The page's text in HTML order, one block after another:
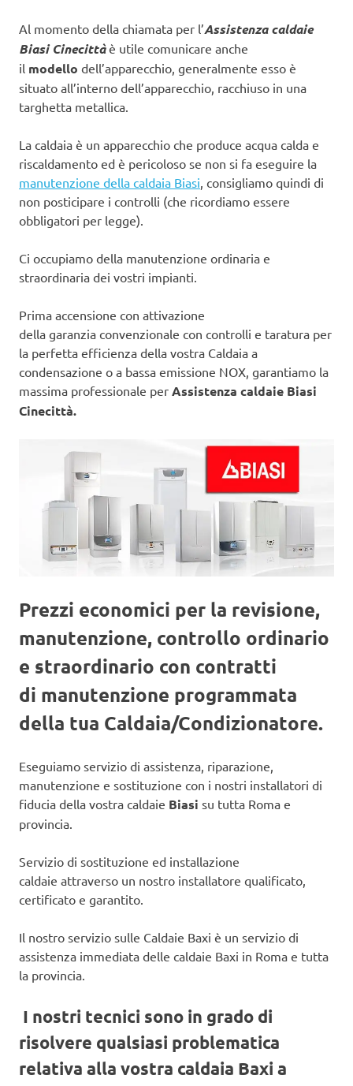
Al momento della chiamata per l’Assistenza caldaie
Biasi Cinecittàè utile comunicare anche
il modello dell’apparecchio, generalmente esso è
situato all’interno dell’apparecchio, racchiuso in una
targhetta metallica.
La caldaia è un apparecchio che produce acqua calda e
riscaldamento ed è pericoloso se non si fa eseguire la
manutenzione della caldaia Biasi , consigliamo quindi di
non posticipare i controlli (che ricordiamo essere
obbligatori per legge).
Ci occupiamo della manutenzione ordinaria e
straordinaria dei vostri impianti.
Prima accensione con attivazione
della garanzia convenzionale con controlli e taratura per
la perfetta efficienza della vostra Caldaia a
condensazione o a bassa emissione NOX, garantiamo la
massima professionale per Assistenza caldaie Biasi
Cinecittà.
Prezzi economici per la revisione,
manutenzione, controllo ordinario
e straordinario con contratti
di manutenzione programmata
della tua Caldaia/Condizionatore.
Eseguiamo servizio di assistenza, riparazione,
manutenzione e sostituzione con i nostri installatori di
fiducia della vostra caldaie Biasi su tutta Roma e
provincia.
Servizio di sostituzione ed installazione
caldaie attraverso un nostro installatore qualificato,
certificato e garantito.
Il nostro servizio sulle Caldaie Baxi è un servizio di
assistenza immediata delle caldaie Baxi in Roma e tutta
la provincia.
I nostri tecnici sono in grado di
risolvere qualsiasi problematica
relativa alla vostra caldaia Baxi a